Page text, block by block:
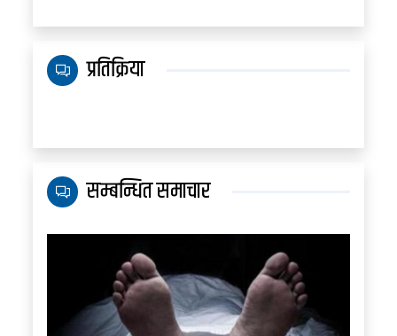
प्रतिक्रिया
सम्बन्धित समाचार